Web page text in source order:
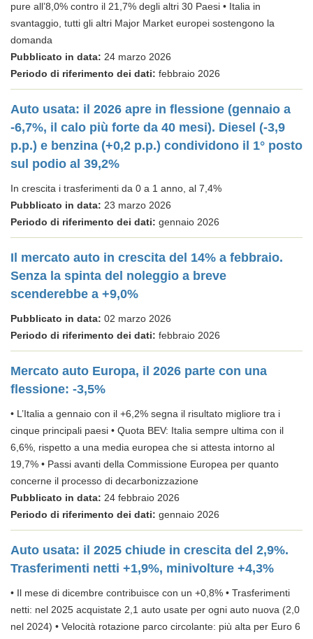
pure all’8,0% contro il 21,7% degli altri 30 Paesi • Italia in
svantaggio, tutti gli altri Major Market europei sostengono la
domanda
Pubblicato in data: 24 marzo 2026
Periodo di riferimento dei dati: febbraio 2026
Auto usata: il 2026 apre in flessione (gennaio a
-6,7%, il calo più forte da 40 mesi). Diesel (-3,9
p.p.) e benzina (+0,2 p.p.) condividono il 1° posto
sul podio al 39,2%
In crescita i trasferimenti da 0 a 1 anno, al 7,4%
Pubblicato in data: 23 marzo 2026
Periodo di riferimento dei dati: gennaio 2026
Il mercato auto in crescita del 14% a febbraio.
Senza la spinta del noleggio a breve
scenderebbe a +9,0%
Pubblicato in data: 02 marzo 2026
Periodo di riferimento dei dati: febbraio 2026
Mercato auto Europa, il 2026 parte con una
flessione: -3,5%
• L’Italia a gennaio con il +6,2% segna il risultato migliore tra i
cinque principali paesi • Quota BEV: Italia sempre ultima con il
6,6%, rispetto a una media europea che si attesta intorno al
19,7% • Passi avanti della Commissione Europea per quanto
concerne il processo di decarbonizzazione
Pubblicato in data: 24 febbraio 2026
Periodo di riferimento dei dati: gennaio 2026
Auto usata: il 2025 chiude in crescita del 2,9%.
Trasferimenti netti +1,9%, minivolture +4,3%
• Il mese di dicembre contribuisce con un +0,8% • Trasferimenti
netti: nel 2025 acquistate 2,1 auto usate per ogni auto nuova (2,0
nel 2024) • Velocità rotazione parco circolante: più alta per Euro 6